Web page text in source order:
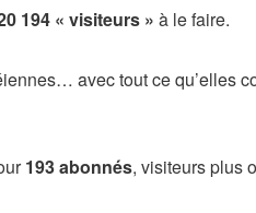
194 « visiteurs » à le faire.
avec tout ce qu’elles
193 abonnés, visiteurs plus